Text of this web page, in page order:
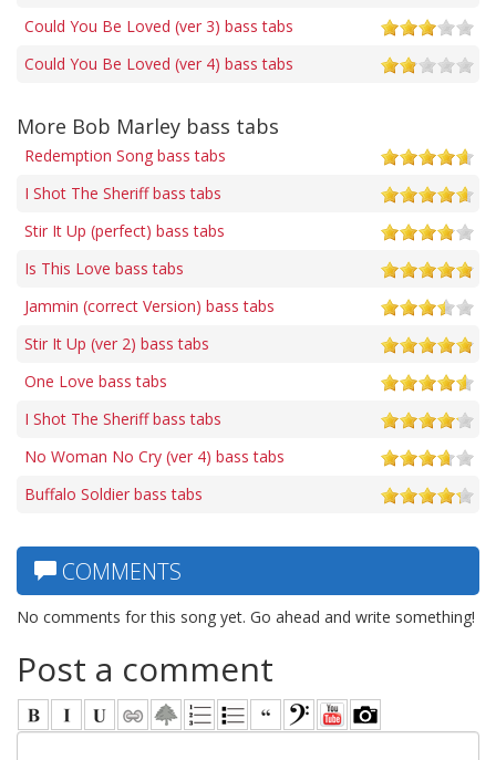
Could You Be Loved (ver 3) bass tabs
Could You Be Loved (ver 4) bass tabs
More Bob Marley bass tabs
Redemption Song bass tabs
I Shot The Sheriff bass tabs
Stir It Up (perfect) bass tabs
Is This Love bass tabs
Jammin (correct Version) bass tabs
Stir It Up (ver 2) bass tabs
One Love bass tabs
I Shot The Sheriff bass tabs
No Woman No Cry (ver 4) bass tabs
Buffalo Soldier bass tabs
COMMENTS
No comments for this song yet. Go ahead and write something!
Post a comment